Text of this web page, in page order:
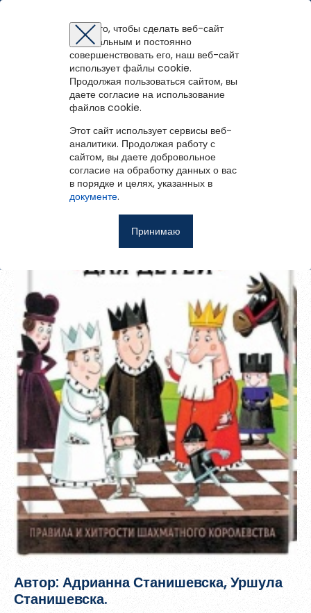
Вернуться назад
Шахматы для детей
Автор: Адрианна Станишевска, Уршула
Станишевска.
Для того, чтобы сделать веб-сайт
оптимальным и постоянно
совершенствовать его, наш веб-сайт
использует файлы cookie.
Продолжая пользоваться сайтом, вы
даете согласие на использование
файлов cookie.
Этот сайт использует сервисы веб-
аналитики. Продолжая работу с
сайтом, вы даете добровольное
согласие на обработку данных о вас
в порядке и целях, указанных в
документе.
Принимаю
Перейти на портал
Фотоальбом
Услуги
Контакты
Авторизация
Для того чтобы получить доступ к полнотекстовым документам и
записям вебинаров необходимо авторизоваться.
Если у вас еще нет учетной записи,зарегистрируйтесь.
Запомнить меня
Восстановить пароль
Зарегистрироваться
Восстановление пароля
Восстановить пароль
Введите эл.почту, привязанную к профилю на портале. На
неё мы отправим ссылку для восстановления пароля.
Регистрация на портале
Зарегистрированные пользователи имеют доступ к
методическим рекомендациям, сценариям мероприятий,
библиографическим и другим полнотекстовым документам, а
также к записям вебинаров.
Пароль должен быть минимум 6 символов и содержать хотя
бы одну строчную букву, одну прописную букву, одну цифру
Ошибка регистрации.Перезагрузите
снова
Вы успешно зарегистрированы!
зарегистрироваться